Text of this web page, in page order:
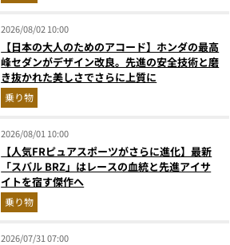
2026/08/02 10:00
【日本の大人のためのアコード】ホンダの最高
峰セダンがデザイン改良。先進の安全技術と磨
き抜かれた美しさでさらに上質に
乗り物
2026/08/01 10:00
【人気FRピュアスポーツがさらに進化】最新
「スバル BRZ」はレースの血統と先進アイサ
イトを宿す傑作へ
乗り物
2026/07/31 07:00